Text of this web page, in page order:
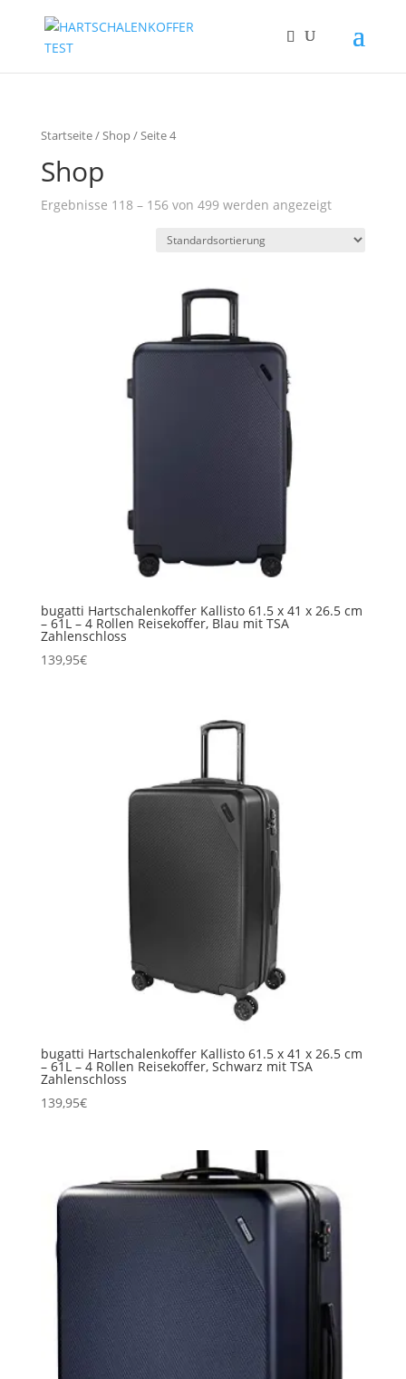
Startseite/Shop/ Seite 4
Shop
Ergebnisse 118 – 156 von 499 werden angezeigt
bugatti Hartschalenkoffer Kallisto 61.5 x 41 x 26.5 cm
– 61L – 4 Rollen Reisekoffer, Blau mit TSA
Zahlenschloss
139,95€
bugatti Hartschalenkoffer Kallisto 61.5 x 41 x 26.5 cm
– 61L – 4 Rollen Reisekoffer, Schwarz mit TSA
Zahlenschloss
139,95€